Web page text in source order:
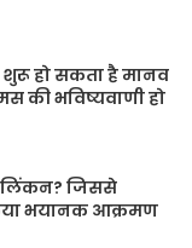
शुरू हो सकता है मानव
की भविष्यवाणी हो
लिंकन? जिससे
भयानक आक्रमण